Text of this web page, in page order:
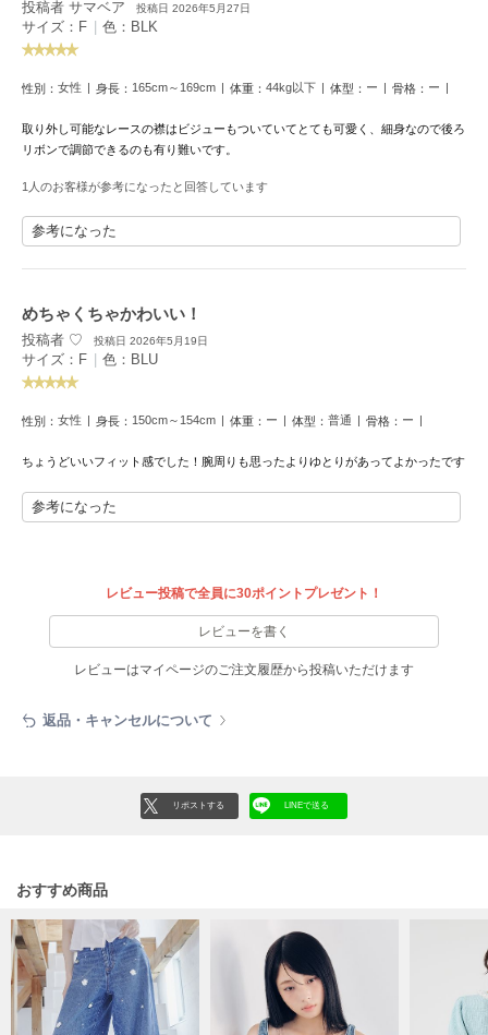
HUNTER
ハンター
ホカ オネオネ
キーン
LAATO
le
ル
le coq sportif
LeSportsac
レスポートサック
LILY BROWN
リリーブラウンランジェリー
LITTLE UNION TOKYO
ミースロエ
miies miim
ミーエスミーム
Mila Owen
ミラオーウェン
投稿者 サマベア 投稿日 2026年5月27日
サイズ：F | 色：BLK
性別： 女性 身長： 165cm～169cm 体重： 44kg以下 体型： ー 骨格： ー
取り外し可能なレースの襟はビジューもついていてとても可愛く、細身なので後ろ
リボンで調節できるのも有り難いです。
1人のお客様が参考になったと回答しています
参考になった
めちゃくちゃかわいい！
投稿者 ♡ 投稿日 2026年5月19日
サイズ：F 色：BLU
性別： 女性 身長： 150cm～154cm 体重： ー 体型： 普通 骨格： ー
ちょうどいいフィット感でした！腕周りも思ったよりゆとりがあってよかったです
参考になった
レビュー投稿で全員に30ポイントプレゼント！
レビューを書く
レビューはマイページのご注文履歴から投稿いただけます
返品・キャンセルについて
リポストする LINEで送る
おすすめ商品